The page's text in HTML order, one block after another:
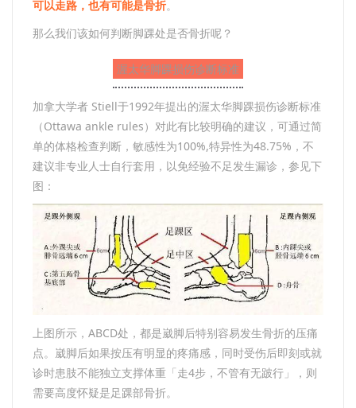
可以走路，也有可能是骨折。
那么我们该如何判断脚踝处是否骨折呢？
渥太华脚踝损伤诊断标准
加拿大学者 Stiell于1992年提出的渥太华脚踝损伤诊断标准
（Ottawa ankle rules）对此有比较明确的建议，可通过简
单的体格检查判断，敏感性为100%,特异性为48.75%，不
建议非专业人士自行套用，以免经验不足发生漏诊，参见下
图：
上图所示，ABCD处，都是崴脚后特别容易发生骨折的压痛
点。崴脚后如果按压有明显的疼痛感，同时受伤后即刻或就
诊时患肢不能独立支撑体重「走4步，不管有无跛行」，则
需要高度怀疑是足踝部骨折。